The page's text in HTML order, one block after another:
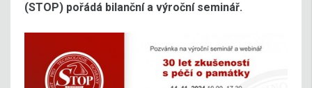
(STOP) pořádá bilanční a výroční seminář.